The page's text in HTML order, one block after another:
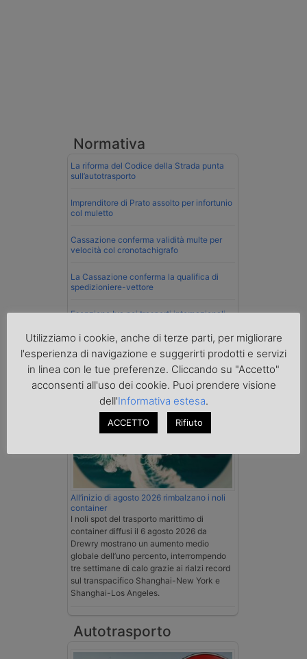
Normativa
La riforma del Codice della Strada punta
sull’autotrasporto
Imprenditore di Prato assolto per infortunio
col muletto
Cassazione conferma validità multe per
velocità col cronotachigrafo
La Cassazione conferma la qualifica di
spedizioniere-vettore
Esenzione Iva nei trasporti internazionali
Mare
All’inizio di agosto 2026 rimbalzano i noli
container
I noli spot del trasporto marittimo di
container diffusi il 6 agosto 2026 da
Drewry mostrano un aumento medio
globale dell’uno percento, interrompendo
tre settimane di calo grazie ai rialzi record
sul transpacifico Shanghai-New York e
Shanghai-Los Angeles.
Autotrasporto
Utilizziamo i cookie, anche di terze parti, per migliorare
l'esperienza di navigazione e suggerirti prodotti e servizi
in linea con le tue preferenze. Cliccando su "Accetto"
acconsenti all'uso dei cookie. Puoi prendere visione
dell'Informativa estesa.
ACCETTO Rifiuto